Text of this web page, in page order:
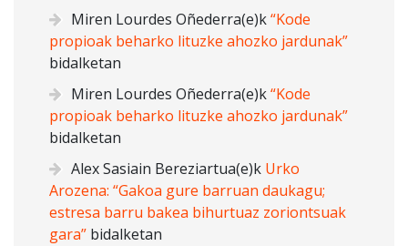
Miren Lourdes Oñederra(e)k“Kode
propioak beharko lituzke ahozko jardunak”
bidalketan
Miren Lourdes Oñederra(e)k“Kode
propioak beharko lituzke ahozko jardunak”
bidalketan
Alex Sasiain Bereziartua(e)k Urko
Arozena: “Gakoa gure barruan daukagu;
estresa barru bakea bihurtuaz zoriontsuak
gara” bidalketan